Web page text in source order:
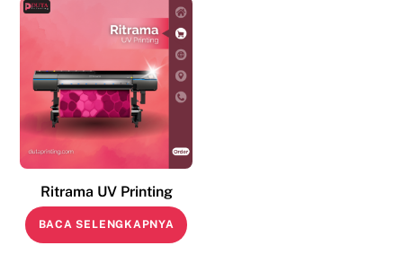
Ritrama UV Printing
BACA SELENGKAPNYA